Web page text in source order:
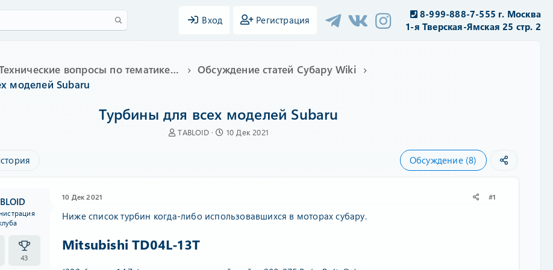
Вход Регистрация
8-999-888-7-555 г. Москва
1-я Тверская-Ямская 25 стр. 2
Технические вопросы по тематике Subaru
Обсуждение статей Субару Wiki
моделей Subaru
Турбины для всех моделей Subaru
А
ы
TABLOID
Д
л
10 Дек 2021
Обсуждение (8)
43
10 Дек 2021 #1
Ниже список турбин когда-либо использовавшихся в моторах субару.
Mitsubishi TD04L-13Т